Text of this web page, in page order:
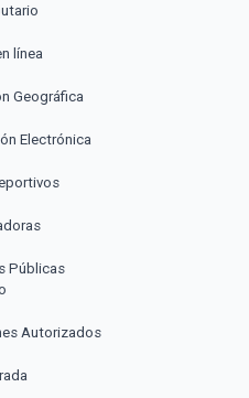
línea
Geográfica
Electrónica
Públicas
Autorizados